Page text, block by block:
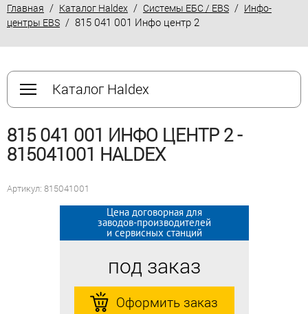
Главная / Каталог Haldex / Системы ЕБС / EBS / Инфо-
центры EBS / 815 041 001 Инфо центр 2
Каталог Haldex
815 041 001 ИНФО ЦЕНТР 2 -
815041001 HALDEX
Артикул: 815041001
Цена договорная для
заводов-производителей
и сервисных станций
под заказ
Оформить заказ
Цена договорная для
заводов-производителей
и сервисных станций
под заказ
Оформить заказ